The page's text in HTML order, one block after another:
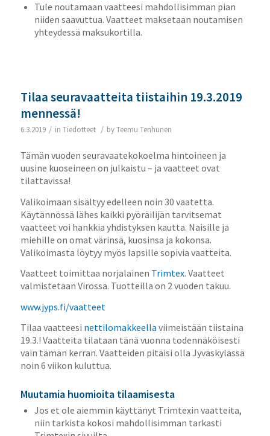
Tule noutamaan vaatteesi mahdollisimman pian
niiden saavuttua. Vaatteet maksetaan noutamisen
yhteydessä maksukortilla.
Tilaa seuravaatteita tiistaihin 19.3.2019
mennessä!
6.3.2019 / in Tiedotteet / byTeemu Tenhunen
Tämän vuoden seuravaatekokoelma hintoineen ja
uusine kuoseineen on julkaistu – ja vaatteet ovat
tilattavissa!
Valikoimaan sisältyy edelleen noin 30 vaatetta.
Käytännössä lähes kaikki pyöräilijän tarvitsemat
vaatteet voi hankkia yhdistyksen kautta. Naisille ja
miehille on omat värinsä, kuosinsa ja kokonsa.
Valikoimasta löytyy myös lapsille sopivia vaatteita.
Vaatteet toimittaa norjalainen Trimtex. Vaatteet
valmistetaan Virossa. Tuotteilla on 2 vuoden takuu.
www.jyps.fi/vaatteet
Tilaa vaatteesi nettilomakkeella viimeistään tiistaina
19.3.! Vaatteita tilataan tänä vuonna todennäköisesti
vain tämän kerran. Vaatteiden pitäisi olla Jyväskylässä
noin 6 viikon kuluttua.
Muutamia huomioita tilaamisesta
Jos et ole aiemmin käyttänyt Trimtexin vaatteita,
niin tarkista kokosi mahdollisimman tarkasti